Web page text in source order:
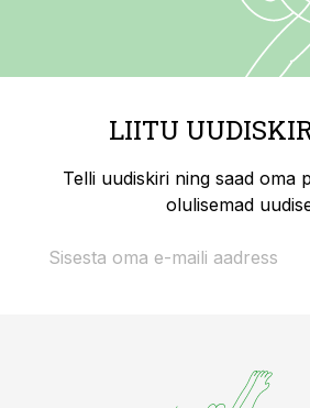
LIITU
Telli uudiskiri ning saad oma
olulisemad